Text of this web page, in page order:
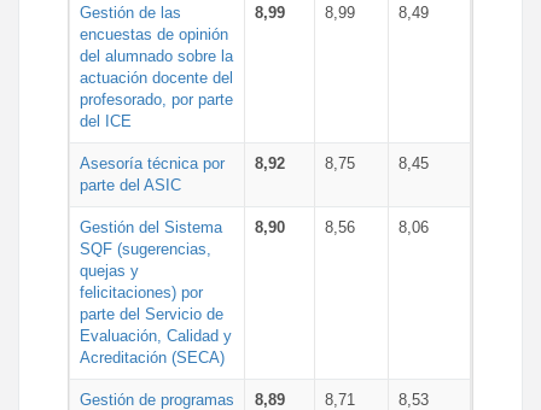
Gestión de las
encuestas de opinión
del alumnado sobre la
actuación docente del
profesorado, por parte
del ICE
8,99 8,99 8,49
Asesoría técnica por
parte del ASIC
8,92 8,75 8,45
Gestión del Sistema
SQF (sugerencias,
quejas y
felicitaciones) por
parte del Servicio de
Evaluación, Calidad y
Acreditación (SECA)
8,90 8,56 8,06
Gestión de programas
8,89 8,71 8,53